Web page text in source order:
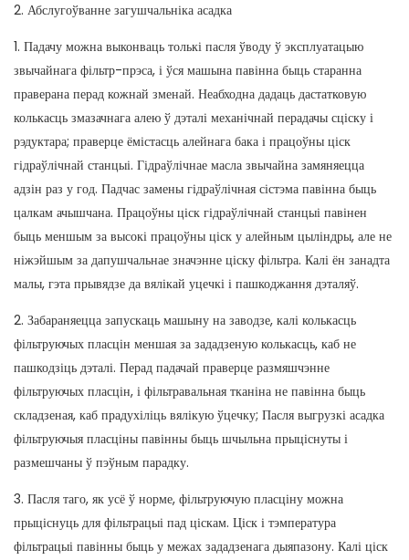
2. Абслугоўванне загушчальніка асадка
1. Падачу можна выконваць толькі пасля ўводу ў эксплуатацыю
звычайнага фільтр-прэса, і ўся машына павінна быць старанна
праверана перад кожнай зменай. Неабходна дадаць дастатковую
колькасць змазачнага алею ў дэталі механічнай перадачы сціску і
рэдуктара; праверце ёмістасць алейнага бака і працоўны ціск
гідраўлічнай станцыі. Гідраўлічнае масла звычайна замяняецца
адзін раз у год. Падчас замены гідраўлічная сістэма павінна быць
цалкам ачышчана. Працоўны ціск гідраўлічнай станцыі павінен
быць меншым за высокі працоўны ціск у алейным цыліндры, але не
ніжэйшым за дапушчальнае значэнне ціску фільтра. Калі ён занадта
малы, гэта прывядзе да вялікай уцечкі і пашкоджання дэталяў.
2. Забараняецца запускаць машыну на заводзе, калі колькасць
фільтруючых пласцін меншая за зададзеную колькасць, каб не
пашкодзіць дэталі. Перад падачай праверце размяшчэнне
фільтруючых пласцін, і фільтравальная тканіна не павінна быць
складзеная, каб прадухіліць вялікую ўцечку; Пасля выгрузкі асадка
фільтруючыя пласціны павінны быць шчыльна прыціснуты і
размешчаны ў пэўным парадку.
3. Пасля таго, як усё ў норме, фільтруючую пласціну можна
прыціснуць для фільтрацыі пад ціскам. Ціск і тэмпература
фільтрацыі павінны быць у межах зададзенага дыяпазону. Калі ціск